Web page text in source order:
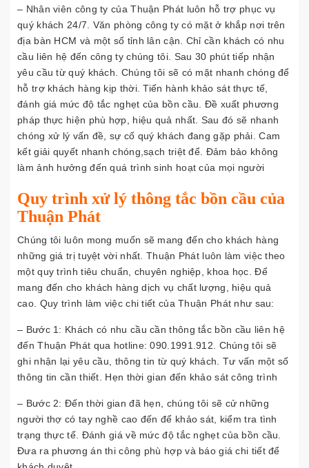
– Nhân viên công ty của Thuận Phát luôn hỗ trợ phục vụ
quý khách 24/7. Văn phòng công ty có mặt ở khắp nơi trên
địa bàn HCM và một số tỉnh lân cận. Chỉ cần khách có nhu
cầu liên hệ đến công ty chúng tôi. Sau 30 phút tiếp nhận
yêu cầu từ quý khách. Chúng tôi sẽ có mặt nhanh chóng để
hỗ trợ khách hàng kịp thời. Tiến hành khảo sát thực tế,
đánh giá mức độ tắc nghẹt của bồn cầu. Đề xuất phương
pháp thực hiện phù hợp, hiệu quả nhất. Sau đó sẽ nhanh
chóng xử lý vấn đề, sự cố quý khách đang gặp phải. Cam
kết giải quyết nhanh chóng,sạch triệt để. Đảm bảo không
làm ảnh hưởng đến quá trình sinh hoạt của mọi người
Quy trình xử lý thông tắc bồn cầu của
Thuận Phát
Chúng tôi luôn mong muốn sẽ mang đến cho khách hàng
những giá trị tuyệt vời nhất. Thuận Phát luôn làm việc theo
một quy trình tiêu chuẩn, chuyên nghiệp, khoa học. Để
mang đến cho khách hàng dịch vụ chất lượng, hiệu quả
cao. Quy trình làm việc chi tiết của Thuận Phát như sau:
– Bước 1: Khách có nhu cầu cần thông tắc bồn cầu liên hệ
đến Thuận Phát qua hotline: 090.1991.912. Chúng tôi sẽ
ghi nhận lại yêu cầu, thông tin từ quý khách. Tư vấn một số
thông tin cần thiết. Hẹn thời gian đến khảo sát công trình
– Bước 2: Đến thời gian đã hẹn, chúng tôi sẽ cử những
người thợ có tay nghề cao đến để khảo sát, kiểm tra tình
trạng thực tế. Đánh giá về mức độ tắc nghẹt của bồn cầu.
Đưa ra phương án thi công phù hợp và báo giá chi tiết để